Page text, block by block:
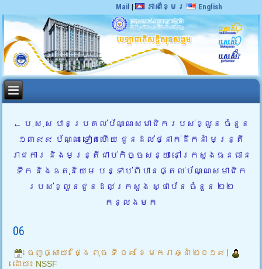
Mail | ភាសាខ្មែរ English
← ប.ស.ស បានប្រគល់ប័ណ្ណសមាជិករបស់ខ្លួន ចំនួន
១៣៩៩ ប័ណ្ណ ទៀតហើយ ជូនដល់ថ្នាក់ដឹកនាំ មន្ត្រី
រាជការ និងមន្ត្រីជាប់កិច្ចសន្យា នៅក្រសួងធនធាន
ទឹក និងឧតុនិយម បន្ទាប់ពីបានផ្តល់ប័ណ្ណសមាជិក
របស់ខ្លួនជូនដល់ក្រសួង ស្ថាប័ន ចំនួន ២២
កន្លងមក
06
ចេញផ្សាយ៖ ថ្ងៃ ពុធ ទី ០៩ ខែ មករា ឆ្នាំ ២០១៩
ដោយ៖ NSSF